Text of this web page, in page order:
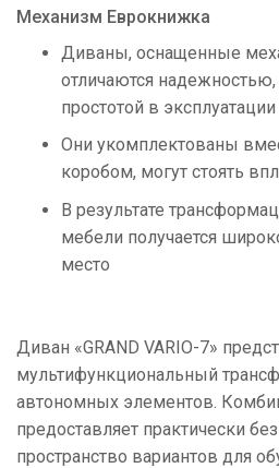
Механизм Еврокнижка
Диваны, оснащенные
отличаются
простотой в эксплуатации
Они укомплектованы
коробом, могут стоять
В результате
мебели получается
место
Диван «GRAND VARIO-7»
мультифункциональный
автономных элементов.
предоставляет практически
пространство вариантов для